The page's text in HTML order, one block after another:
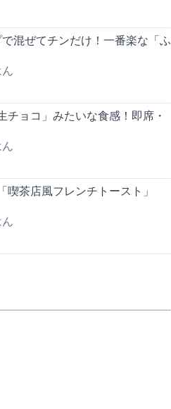
混ぜてチンだけ！一番楽な「ふ
チョコ」みたいな食感！即席・
喫茶店風フレンチトースト」